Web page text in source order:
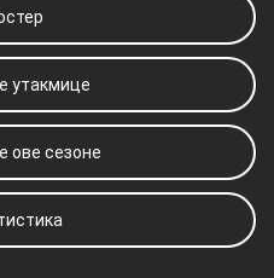
утакмице
ове сезоне